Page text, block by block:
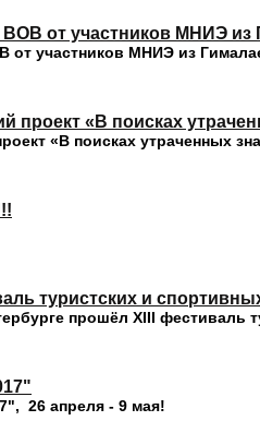
от участников МНИЭ из
от участников МНИЭ из
проект «В поисках
«В поисках утраченных
туристских и
прошёл XIII
26 апреля - 9 мая!